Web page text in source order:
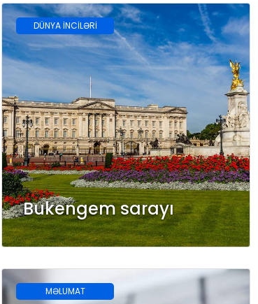
DÜNYA İNCİLƏRİ
Bukengem sarayı
MƏLUMAT